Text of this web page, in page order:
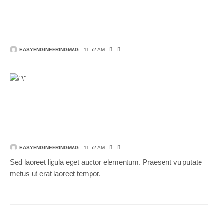
EASYENGINEERINGMAG 11:52 AM
EASYENGINEERINGMAG 11:52 AM
Sed laoreet ligula eget auctor elementum. Praesent vulputate
metus ut erat laoreet tempor.